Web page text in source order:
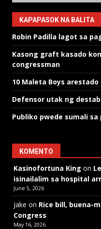
KAPAPASOK NA BALITA
Robin Padilla lagot sa
Kasong graft kasado
congressman
10 Maleta Boys arestado
Defensor utak ng
Publiko pwede sumali
KOMENTO
Kasinofortuna King on
isinailalim sa hospital
June 5, 2026
Jake on Rice bill, buena-
Congress
May 16, 2026